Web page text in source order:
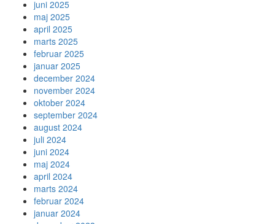
juni 2025
maj 2025
april 2025
marts 2025
februar 2025
januar 2025
december 2024
november 2024
oktober 2024
september 2024
august 2024
juli 2024
juni 2024
maj 2024
april 2024
marts 2024
februar 2024
januar 2024